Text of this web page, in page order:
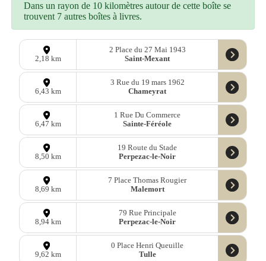
Dans un rayon de 10 kilomètres autour de cette boîte se
trouvent 7 autres boîtes à livres.
2,18 km
2 Place du 27 Mai 1943
Saint-Mexant
6,43 km
3 Rue du 19 mars 1962
Chameyrat
6,47 km
1 Rue Du Commerce
Sainte-Féréole
8,50 km
19 Route du Stade
Perpezac-le-Noir
8,69 km
7 Place Thomas Rougier
Malemort
8,94 km
79 Rue Principale
Perpezac-le-Noir
9,62 km
0 Place Henri Queuille
Tulle